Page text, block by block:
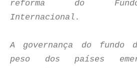
reforma do
Internacional.
A governança do
peso dos países